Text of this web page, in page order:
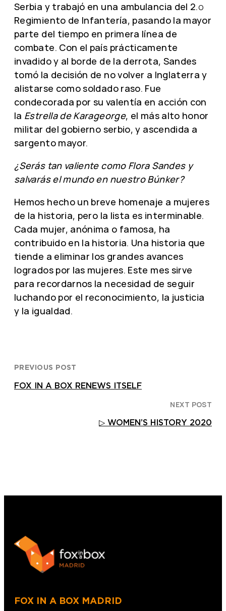
Serbia y trabajó en una ambulancia del 2.º
Regimiento de Infantería, pasando la mayor
parte del tiempo en primera línea de
combate. Con el país prácticamente
invadido y al borde de la derrota, Sandes
tomó la decisión de no volver a Inglaterra y
alistarse como soldado raso. Fue
condecorada por su valentía en acción con
la Estrella de Karageorge, el más alto honor
militar del gobierno serbio, y ascendida a
sargento mayor.
¿Serás tan valiente como Flora Sandes y
salvarás el mundo en nuestro Búnker?
Hemos hecho un breve homenaje a mujeres
de la historia, pero la lista es interminable.
Cada mujer, anónima o famosa, ha
contribuido en la historia. Una historia que
tiende a eliminar los grandes avances
logrados por las mujeres. Este mes sirve
para recordarnos la necesidad de seguir
luchando por el reconocimiento, la justicia
y la igualdad.
PREVIOUS POST
FOX IN A BOX RENEWS ITSELF
NEXT POST
▷ WOMEN’S HISTORY 2020
FOX IN A BOX MADRID